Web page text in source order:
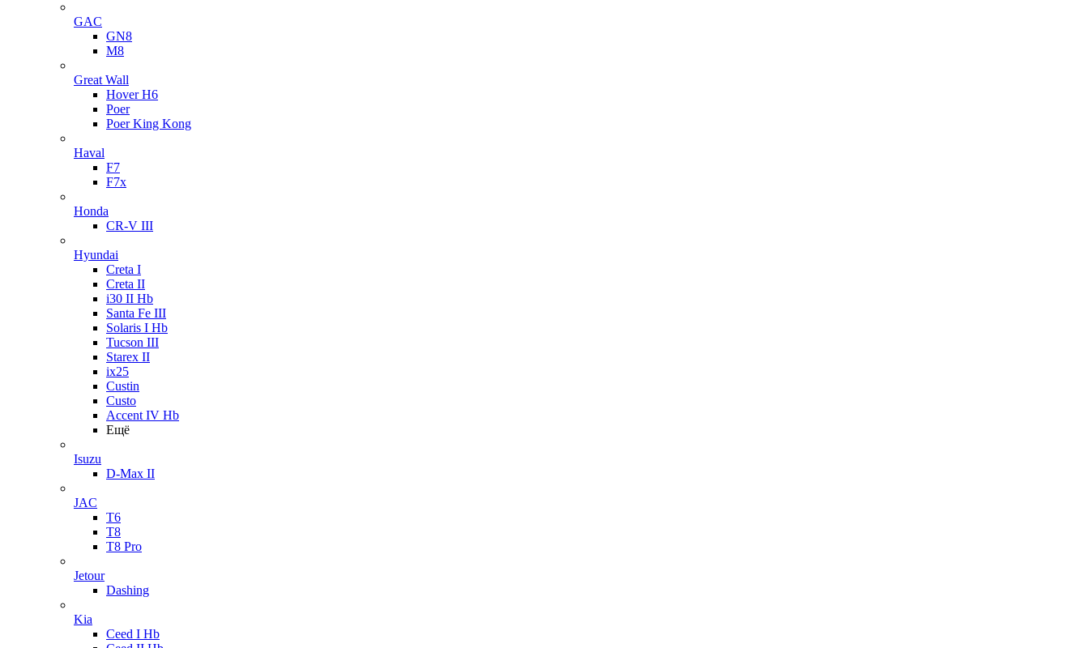
GAC
GN8
M8
Great Wall
Hover H6
Poer
Poer King Kong
Haval
F7
F7x
Honda
CR-V III
Hyundai
Creta I
Creta II
i30 II Hb
Santa Fe III
Solaris I Hb
Tucson III
Starex II
ix25
Custin
Custo
Accent IV Hb
Ещё
Isuzu
D-Max II
JAC
T6
T8
T8 Pro
Jetour
Dashing
Kia
Ceed I Hb